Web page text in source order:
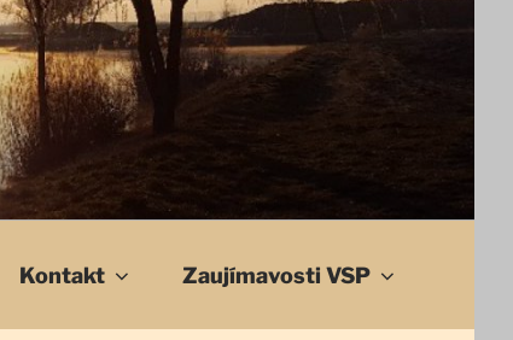
Kontakt Zaujímavosti VSP